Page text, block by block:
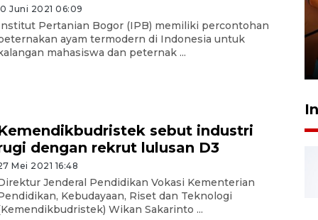
Juni 2021 06:09
Pertanian Bogor (IPB) memiliki percontohan
ayam termodern di Indonesia untuk
mahasiswa dan peternak ...
sebut industri
dengan rekrut lulusan D3
Mei 2021 16:48
Jenderal Pendidikan Vokasi Kementerian
Kebudayaan, Riset dan Teknologi
Wikan Sakarinto ...
Taklukkan DPMM FC, Persib
amankan tiket semifinal Piala
Presiden
29 Juli 2026 01:36